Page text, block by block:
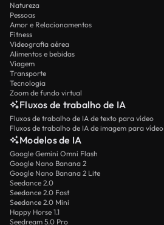
Natureza
Pessoas
Amor e Relacionamentos
Fitness
Videografia aérea
Alimentos e bebidas
Viagem
Transporte
Tecnologia
Zoom de fundo virtual
Fluxos de trabalho de IA
Fluxos de trabalho de IA de texto para vídeo
Fluxos de trabalho de IA de imagem para vídeo
Modelos de IA
Google Gemini Omni Flash
Google Nano Banana 2
Google Nano Banana 2 Lite
Seedance 2.0
Seedance 2.0 Fast
Seedance 2.0 Mini
Happy Horse 1.1
Seedream 5.0 Pro